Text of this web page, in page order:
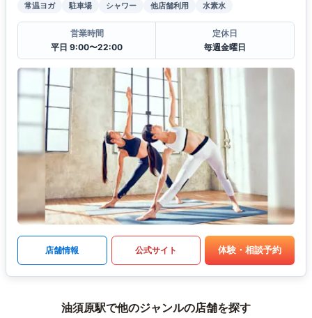
常温ヨガ
駐車場 シャワー 他店舗利用 水素水
営業時間
平日 9:00〜22:00
定休日
毎週金曜日
店舗情報 公式サイト 体験・相談予約
油須原駅で他のジャンルの店舗を探す